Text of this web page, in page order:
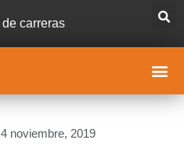
carreras
4 noviembre, 2019